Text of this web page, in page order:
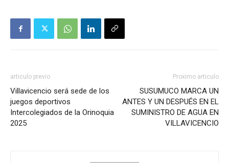
articulo previo
Villavicencio será sede de los
juegos deportivos
Intercolegiados de la Orinoquia
2025
Proximo articulo
SUSUMUCO MARCA UN
ANTES Y UN DESPUÉS EN EL
SUMINISTRO DE AGUA EN
VILLAVICENCIO